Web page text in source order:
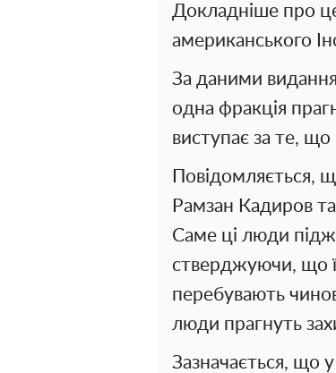
Докладніше про
американського
За даними
одна фракція
виступає за те,
Повідомляється,
Рамзан Кадиров
Саме ці люди
стверджуючи, що
перебувають
люди прагнуть
Зазначається, що